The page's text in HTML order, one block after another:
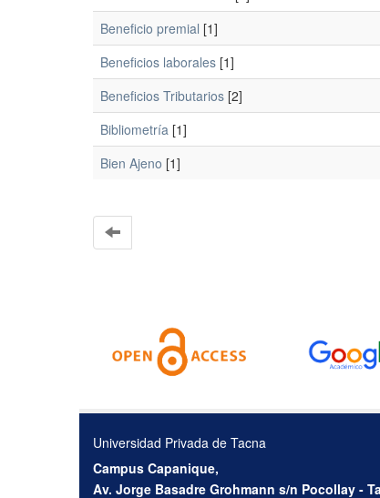
Beneficio premial [1]
Beneficios laborales [1]
Beneficios Tributarios [2]
Bibliometría [1]
Bien Ajeno [1]
Universidad Privada de Tacna
Campus Capanique,
Av. Jorge Basadre Grohmann s/n Pocollay -